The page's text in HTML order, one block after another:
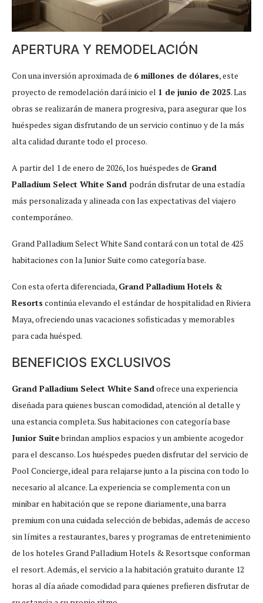
APERTURA Y REMODELACIÓN
Con una inversión aproximada de 6 millones de dólares, este
proyecto de remodelación dará inicio el 1 de junio de 2025. Las
obras se realizarán de manera progresiva, para asegurar que los
huéspedes sigan disfrutando de un servicio continuo y de la más
alta calidad durante todo el proceso.
A partir del 1 de enero de 2026, los huéspedes de Grand
Palladium Select White Sand podrán disfrutar de una estadía
más personalizada y alineada con las expectativas del viajero
contemporáneo.
Grand Palladium Select White Sand contará con un total de 425
habitaciones con la Junior Suite como categoría base.
Con esta oferta diferenciada, Grand Palladium Hotels &
Resorts continúa elevando el estándar de hospitalidad en Riviera
Maya, ofreciendo unas vacaciones sofisticadas y memorables
para cada huésped.
BENEFICIOS EXCLUSIVOS
Grand Palladium Select White Sand ofrece una experiencia
diseñada para quienes buscan comodidad, atención al detalle y
una estancia completa. Sus habitaciones con categoría base
Junior Suitebrindan amplios espacios y un ambiente acogedor
para el descanso. Los huéspedes pueden disfrutar del servicio de
Pool Concierge, ideal para relajarse junto a la piscina con todo lo
necesario al alcance. La experiencia se complementa con un
minibar en habitación que se repone diariamente, una barra
premium con una cuidada selección de bebidas, además de acceso
sin límites a restaurantes, bares y programas de entretenimiento
de los hoteles Grand Palladium Hotels & Resortsque conforman
el resort. Además, el servicio a la habitación gratuito durante 12
horas al día añade comodidad para quienes prefieren disfrutar de